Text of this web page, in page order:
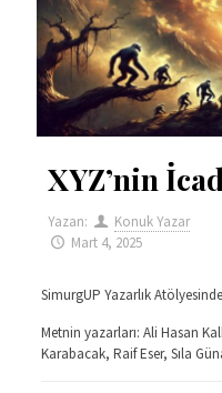
XYZ’nin
Yazan:
Konuk Yazar
Mart 4, 2025
SimurgUP Yazarlık
Metnin yazarları: Ali Hasan
Karabacak, Raif Eser, Sıla